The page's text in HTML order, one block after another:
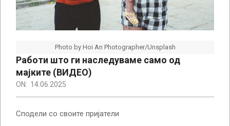
Photo by Hoi An Photographer/Unsplash
Работи што ги наследуваме само од
мајките (ВИДЕО)
ON: 14.06.2025
Сподели со своите пријатели